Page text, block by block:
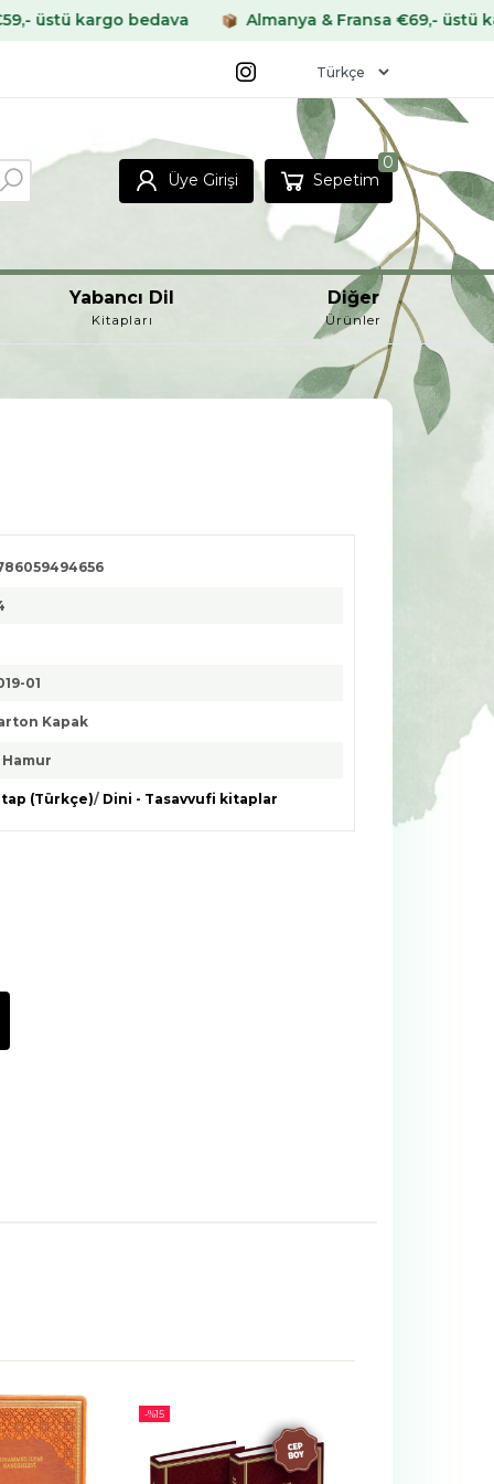
Almanya & Fransa €69,- üstü kargo bedava
Üye Girişi Sepetim
0
Yabancı Dil
Kitapları
Diğer
Ürünler
01
Kapak
Hamur
(Türkçe)/ Dini - Tasavvufi kitaplar